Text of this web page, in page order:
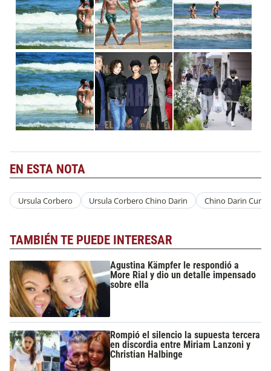
EN ESTA NOTA
Ursula Corbero Ursula Corbero Chino Darin Chino Darin
TAMBIÉN TE PUEDE INTERESAR
Agustina Kämpfer le respondió a
More Rial y dio un detalle impensado
sobre ella
Rompió el silencio la supuesta tercera
en discordia entre Miriam Lanzoni y
Christian Halbinge